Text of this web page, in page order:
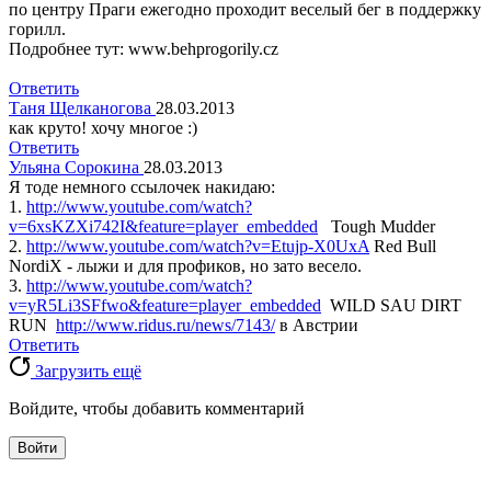
по центру Праги ежегодно проходит веселый бег в поддержку
горилл.
Подробнее тут: www.behprogorily.cz
Ответить
Таня Щелканогова 28.03.2013
как круто! хочу многое :)
Ответить
Ульяна Сорокина 28.03.2013
Я тоде немного ссылочек накидаю:
1. http://www.youtube.com/watch?
v=6xsKZXi742I&feature=player_embedded Tough Mudder
2. http://www.youtube.com/watch?v=Etujp-X0UxA Red Bull
NordiX - лыжи и для профиков, но зато весело.
3. http://www.youtube.com/watch?
v=yR5Li3SFfwo&feature=player_embedded WILD SAU DIRT
RUN http://www.ridus.ru/news/7143/в Австрии
Ответить
Загрузить ещё
Войдите, чтобы добавить комментарий
Войти